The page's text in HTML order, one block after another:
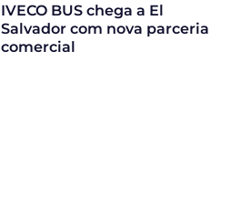
IVECO BUS chega a El
Salvador com nova parceria
comercial